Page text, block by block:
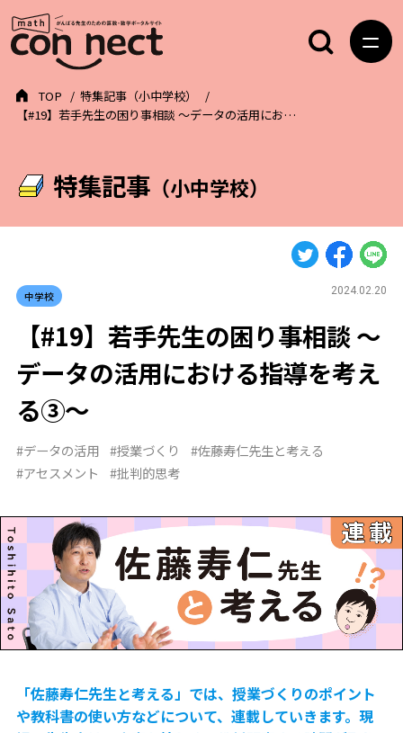
特集記事（小中学校）
TOP
特集記事（小中学校）
【#19】若手先生の困り事相談 ～データの活用にお…
中学校 2024.02.20
【#19】若手先生の困り事相談 ～
データの活用における指導を考え
る③～
#データの活用 #授業づくり
#佐藤寿仁先生と考える
#アセスメント
#批判的思考
「佐藤寿仁先生と考える」では、授業づくりのポイント
や教科書の使い方などについて、連載していきます。現